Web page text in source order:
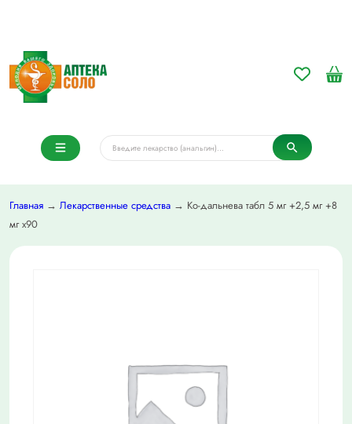
Главная → Лекарственные средства → Ко-дальнева табл 5 мг +2,5 мг +8
мг х90